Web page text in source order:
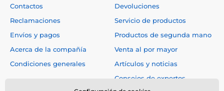
Contactos
Reclamaciones
Envíos y pagos
Acerca de la compañía
Condiciones generales
Devoluciones
Servicio de productos
Productos de segunda mano
Venta al por mayor
Artículos y noticias
Consejos de expertos